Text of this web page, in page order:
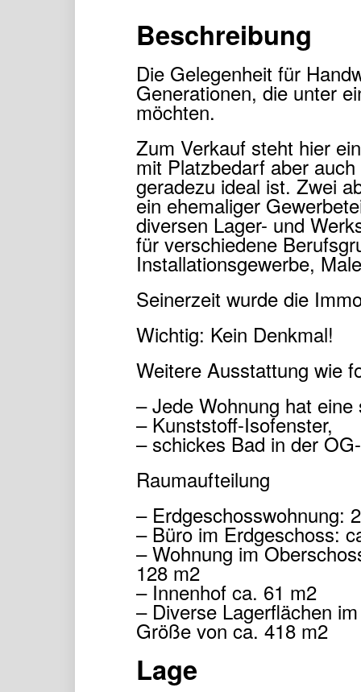
Beschreibung
Die Gelegenheit für
Generationen, die unter
möchten.
Zum Verkauf steht hier
mit Platzbedarf aber
geradezu ideal ist. Zwei
ein ehemaliger
diversen Lager- und
für verschiedene
Installationsgewerbe,
Seinerzeit wurde die
Wichtig: Kein Denkmal!
Weitere Ausstattung wie
– Jede Wohnung hat
– Kunststoff-Isofenster,
– schickes Bad in der
Raumaufteilung
– Erdgeschosswohnung:
– Büro im Erdgeschoss:
– Wohnung im
128 m2
– Innenhof ca. 61 m2
– Diverse Lagerflächen
Größe von ca. 418 m2
Lage